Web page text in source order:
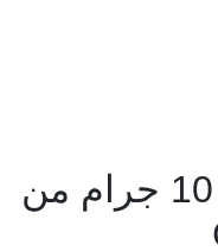
سعر سبيكة الذهب 10 جرام من